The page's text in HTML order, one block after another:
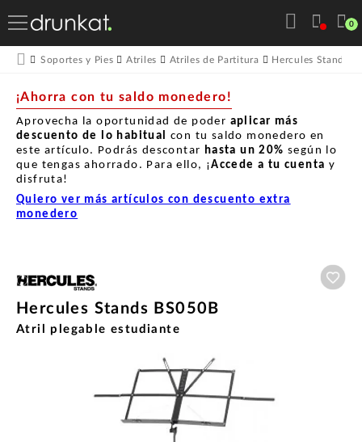
0
Soportes y Pies Atriles Atriles de Partitura Hercules Stands
¡Ahorra con tu saldo monedero!
Aprovecha la oportunidad de poder aplicar más
descuento de lo habitual con tu saldo monedero en
este artículo. Podrás descontar hasta un 20% según lo
que tengas ahorrado. Para ello, ¡Accede a tu cuenta y
disfruta!
Quiero ver más artículos con descuento extra
monedero
Hercules Stands BS050B
Atril plegable estudiante